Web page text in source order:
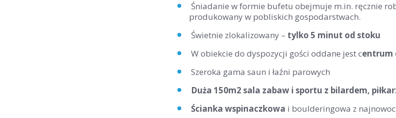
Śniadanie w formie bufetu obejmuje m.in. ręcznie
produkowany w pobliskich gospodarstwach.
Świetnie zlokalizowany – tylko 5 minut od stoku
W obiekcie do dyspozycji gości oddane jest centrum
Szeroka gama saun i łaźni parowych
Duża 150m2 sala zabaw i sportu z bilardem,
Ścianka wspinaczkowa i boulderingowa z